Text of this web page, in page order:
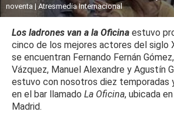
noventa | Atresmedia Internacional
Los ladrones van a la Oficina estuvo
cinco de los mejores actores del siglo
se encuentran Fernando Fernán
Vázquez, Manuel Alexandre y Agustín
estuvo con nosotros diez temporadas
en el bar llamado La Oficina, ubicada
Madrid.